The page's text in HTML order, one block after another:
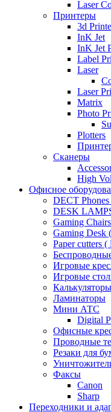
Laser
Принтеры
3d
InK Jet
InK Jet
Label
Laser
Laser
Matrix
Photo
Plotters
Сканеры
High
Офисное
DECT
DESK
Gaming
Gaming Desk
Paper cutters
Игровые
Игровые
Ламинаторы
Мини АТС
Digital
Офисные
Проводные
Резаки для
Факсы
Canon
Sharp
Переходники и